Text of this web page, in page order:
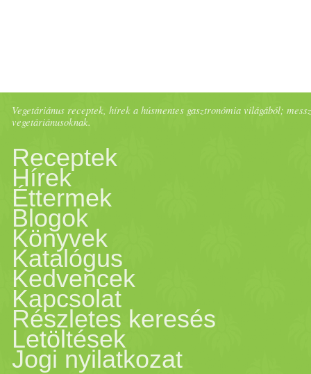
Vegetáriánus receptek, hírek a húsmentes gasztronómia világából;
vegetáriánusoknak.
Receptek
Hírek
Éttermek
Blogok
Könyvek
Katalógus
Kedvencek
Kapcsolat
Részletes keresés
Letöltések
Jogi nyilatkozat